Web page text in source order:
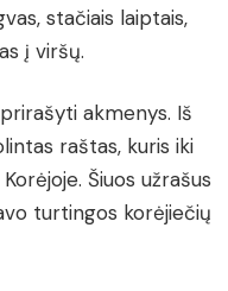
stačiais laiptais,
į viršų.
akmenys. Iš
raštas, kuris iki
Šiuos užrašus
turtingos korėjiečių